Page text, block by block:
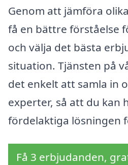
Genom att jämföra
få en bättre förståelse
och välja det bästa
situation. Tjänsten på
det enkelt att samla in
experter, så att du kan
fördelaktiga lösningen
Få 3 erbjudanden,